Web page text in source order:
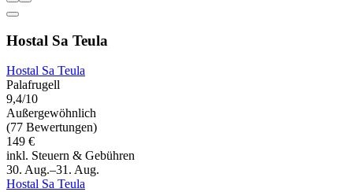
Hostal Sa Teula
Hostal Sa Teula
Palafrugell
9,4/10
Außergewöhnlich
(77 Bewertungen)
149 €
inkl. Steuern & Gebühren
30. Aug.–31. Aug.
Hostal Sa Teula